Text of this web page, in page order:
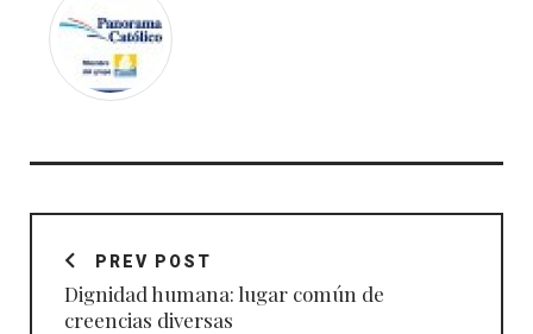
Navegación
entradasPREV POST
Dignidad humana: lugar común de
creencias diversas